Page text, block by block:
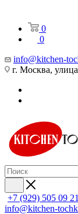
0
0
info@kitchen-
г. Москва,
+7 (929) 505 09 21
info@kitchen-